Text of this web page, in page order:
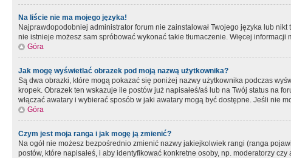
Na liście nie ma mojego języka!
Najprawdopodobniej administrator forum nie zainstalował Twojego języka lub
nie istnieje możesz sam spróbować wykonać takie tłumaczenie. Więcej
Góra
Jak mogę wyświetlać obrazek pod moją nazwą użytkownika?
Są dwa obrazki, które mogą pokazać się poniżej nazwy użytkownika podczas
kropek. Obrazek ten wskazuje ile postów już napisałeś/aś lub na Twój status na
włączać awatary i wybierać sposób w jaki awatary mogą być dostępne. Jeśli nie
Góra
Czym jest moja ranga i jak mogę ją zmienić?
Na ogół nie możesz bezpośrednio zmienić nazwy jakiejkolwiek rangi (ranga
postów, które napisałeś, i aby identyfikować konkretne osoby, np. moderatorzy